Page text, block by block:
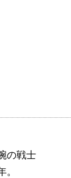
の戦士
。